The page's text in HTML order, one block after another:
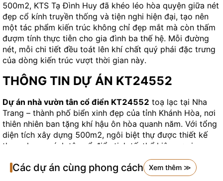
500m2, KTS Tạ Đình Huy đã khéo léo hòa quyện giữa nét
đẹp cổ kính truyền thống và tiện nghi hiện đại, tạo nên
một tác phẩm kiến trúc không chỉ đẹp mắt mà còn thấm
đượm tính thực tiễn cho gia đình ba thế hệ. Mỗi đường
nét, mỗi chi tiết đều toát lên khí chất quý phái đặc trưng
của dòng kiến trúc vượt thời gian này.
THÔNG TIN DỰ ÁN KT24552
Dự án nhà vườn tân cổ điển KT24552 toạ lạc tại Nha
Trang – thành phố biển xinh đẹp của tỉnh Khánh Hòa, nơi
thiên nhiên ban tặng khí hậu ôn hòa quanh năm. Với tổng
diện tích xây dựng 500m2, ngôi biệt thự được thiết kế
theo phong cách tân cổ điển tinh tế, thể hiện sự giao
đương đại.
Các dự án cùng phong cách Xem thêm ≫